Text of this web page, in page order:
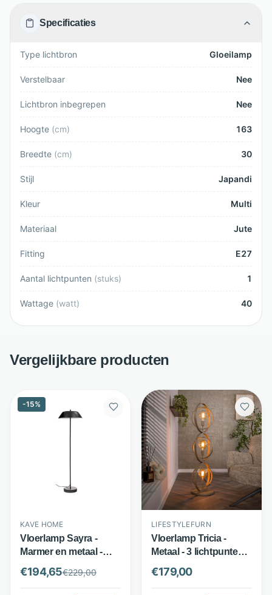
Specificaties
Type lichtbron Gloeilamp
Verstelbaar Nee
Lichtbron inbegrepen Nee
Hoogte (cm) 163
Breedte (cm) 30
Stijl Japandi
Kleur Multi
Materiaal Jute
Fitting E27
Aantal lichtpunten (stuks) 1
Wattage (watt) 40
Vergelijkbare producten
-15%
KAVE HOME
Vloerlamp Sayra -
Marmer en metaal -
Marmeren voet met
metalen kap - Zwart -
Kave Home
€194,65€229,00
LIFESTYLEFURN
Vloerlamp Tricia -
Metaal - 3 lichtpunten -
Beige - LifestyleFurn
€179,00